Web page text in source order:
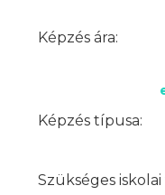
Képzés ára:
Képzés típusa:
Szükséges